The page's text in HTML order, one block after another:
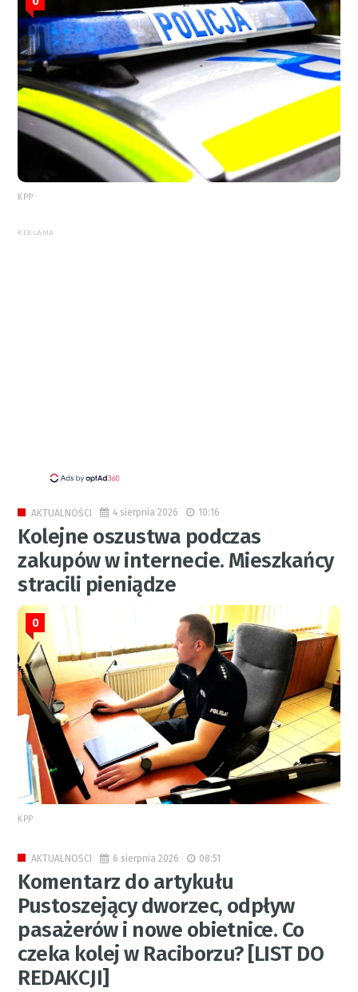
KPP
REKLAMA
AKTUALNOŚCI 4 sierpnia 2026 10:16
Kolejne oszustwa podczas
zakupów w internecie. Mieszkańcy
stracili pieniądze
0
KPP
AKTUALNOŚCI 6 sierpnia 2026 08:51
Komentarz do artykułu
Pustoszejący dworzec, odpływ
pasażerów i nowe obietnice. Co
czeka kolej w Raciborzu? [LIST DO
REDAKCJI]